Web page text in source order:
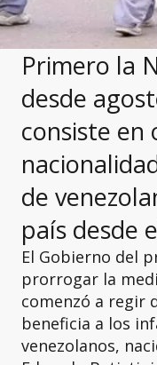
Primero la
desde
consiste
de
país desde
El Gobierno del
prorrogar la
comenzó a regir
beneficia a los
venezolanos,